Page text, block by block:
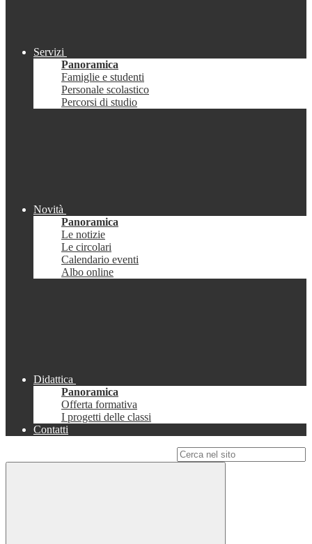
Servizi
Panoramica
Famiglie e studenti
Personale scolastico
Percorsi di studio
Novità
Panoramica
Le notizie
Le circolari
Calendario eventi
Albo online
Didattica
Panoramica
Offerta formativa
I progetti delle classi
Contatti